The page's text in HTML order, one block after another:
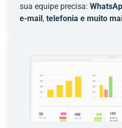
sua equipe precisa:
e-mail , telefonia e muito